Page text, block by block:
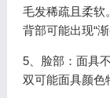
毛发稀疏且柔软
背部可能出现“渐
5、脸部：面具
双可能面具颜色